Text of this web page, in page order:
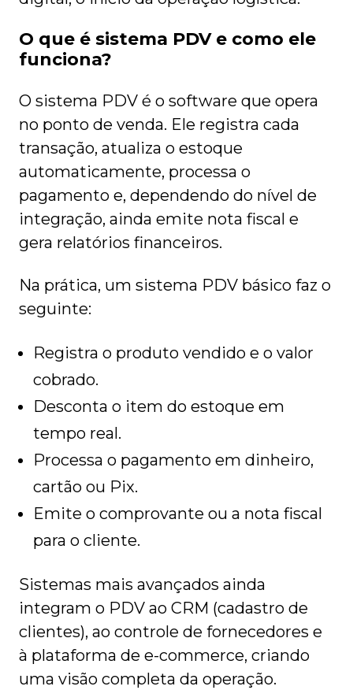
O que é sistema PDV e como ele
funciona?
O sistema PDV é o software que opera
no ponto de venda. Ele registra cada
transação, atualiza o estoque
automaticamente, processa o
pagamento e, dependendo do nível de
integração, ainda emite nota fiscal e
gera relatórios financeiros.
Na prática, um sistema PDV básico faz o
seguinte:
Registra o produto vendido e o valor
cobrado.
Desconta o item do estoque em
tempo real.
Processa o pagamento em dinheiro,
cartão ou Pix.
Emite o comprovante ou a nota fiscal
para o cliente.
Sistemas mais avançados ainda
integram o PDV ao CRM (cadastro de
clientes), ao controle de fornecedores e
à plataforma de e-commerce, criando
uma visão completa da operação.